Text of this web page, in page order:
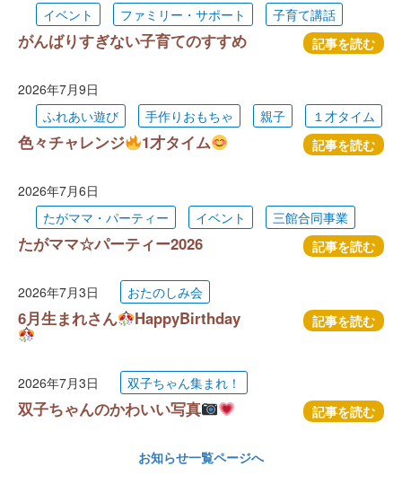
イベント
ファミリー・サポート 子育て講話
がんばりすぎない子育てのすすめ 記事を読む
2026年7月9日
ふれあい遊び
手作りおもちゃ 親子 １才タイム
色々チャレンジ 1才タイム 記事を読む
2026年7月6日
たがママ・パーティー
イベント 三館合同事業
たがママ☆パーティー2026 記事を読む
2026年7月3日 おたのしみ会
6月生まれさん HappyBirthday 記事を読む
2026年7月3日 双子ちゃん集まれ！
双子ちゃんのかわいい写真 記事を読む
お知らせ一覧ページへ